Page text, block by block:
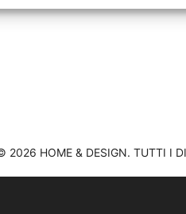
2026 HOME & DESIGN. TUTTI I